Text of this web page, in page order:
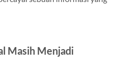
Masih Menjadi